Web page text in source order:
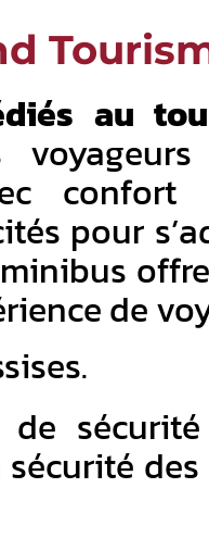
au
pour
de
de